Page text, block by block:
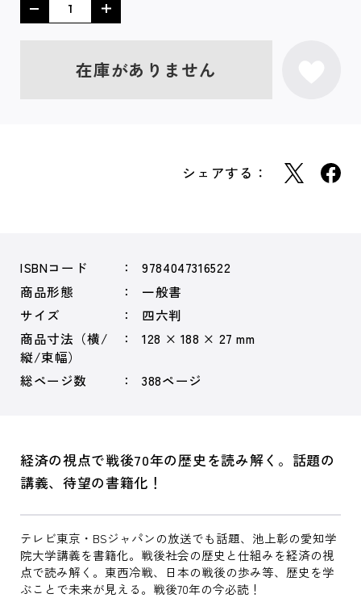
在庫がありません
シェアする：
ISBNコード
9784047316522
商品形態
一般書
サイズ
四六判
商品寸法（横/
縦/束幅）
128 × 188 × 27 mm
総ページ数 388ページ
経済の視点で戦後70年の歴史を読み解く。話題の
講義、待望の書籍化！
テレビ東京・BSジャパンの放送でも話題、池上彰の愛知学
院大学講義を書籍化。戦後社会の歴史と仕組みを経済の視
点で読み解く。東西冷戦、日本の戦後の歩み等、歴史を学
ぶことで未来が見える。戦後70年の今必読！